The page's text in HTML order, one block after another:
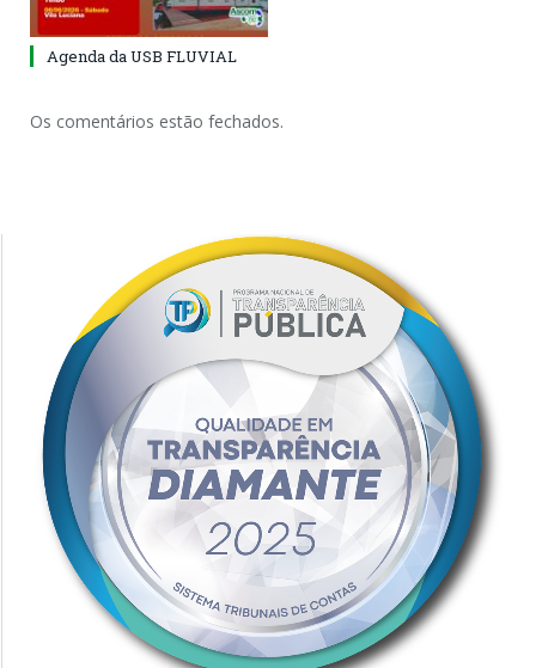
Agenda da USB FLUVIAL
Os comentários estão fechados.